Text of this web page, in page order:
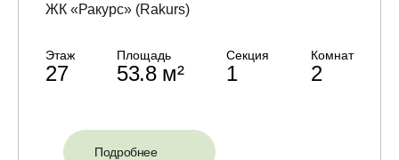
ЖК «Ракурс» (Rakurs)
Этаж
27
Площадь
53.8 м²
Секция
1
Комнат
2
Подробнее